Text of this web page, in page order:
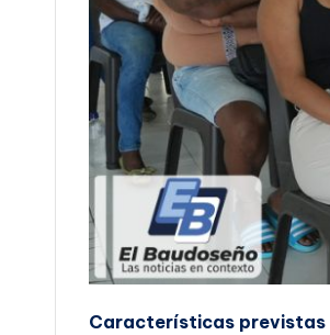
Características previstas